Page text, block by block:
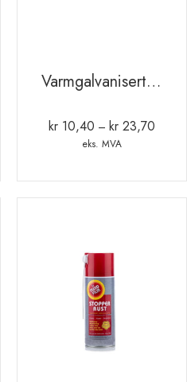
Varmgalvanisert franske skruer M10
kr 10,40 – kr 23,70
kr
eks. MVA